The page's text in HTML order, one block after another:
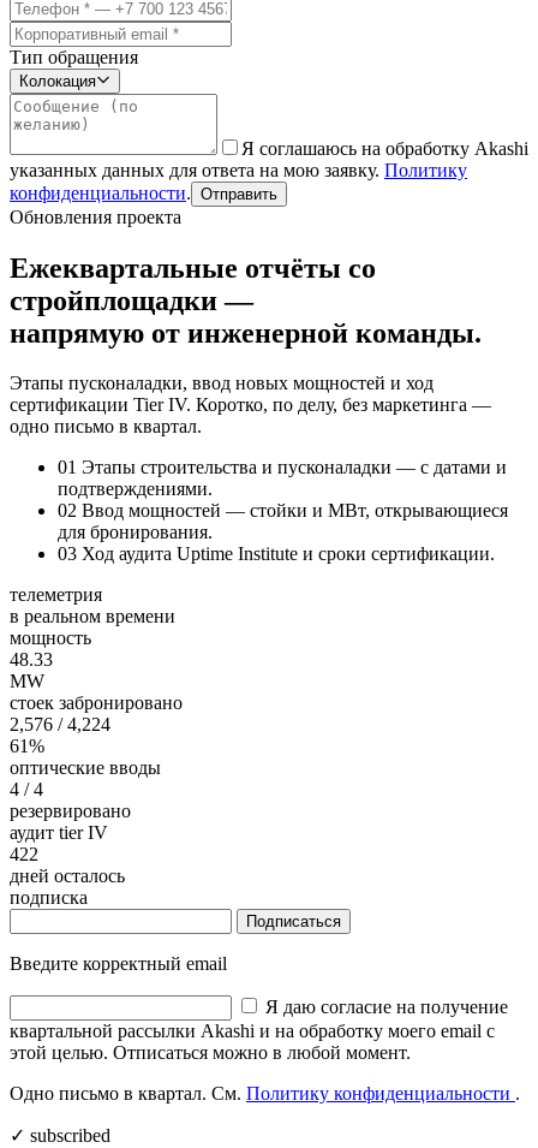
Тип обращения
Колокация
Я соглашаюсь на обработку Akashi
указанных данных для ответа на мою заявку. Политику
конфиденциальности. Отправить
Обновления проекта
Ежеквартальные отчёты со
стройплощадки —
напрямую от инженерной команды.
Этапы пусконаладки, ввод новых мощностей и ход
сертификации Tier IV. Коротко, по делу, без маркетинга —
одно письмо в квартал.
01 Этапы строительства и пусконаладки — с датами и
подтверждениями.
02 Ввод мощностей — стойки и МВт, открывающиеся
для бронирования.
03 Ход аудита Uptime Institute и сроки сертификации.
телеметрия
в реальном времени
мощность
48.33
MW
стоек забронировано
2,576 / 4,224
61%
оптические вводы
4 / 4
резервировано
аудит tier IV
422
дней осталось
подписка
Подписаться
Введите корректный email
Я даю согласие на получение
квартальной рассылки Akashi и на обработку моего email с
этой целью. Отписаться можно в любой момент.
Одно письмо в квартал. См. Политику конфиденциальности .
✓ subscribed